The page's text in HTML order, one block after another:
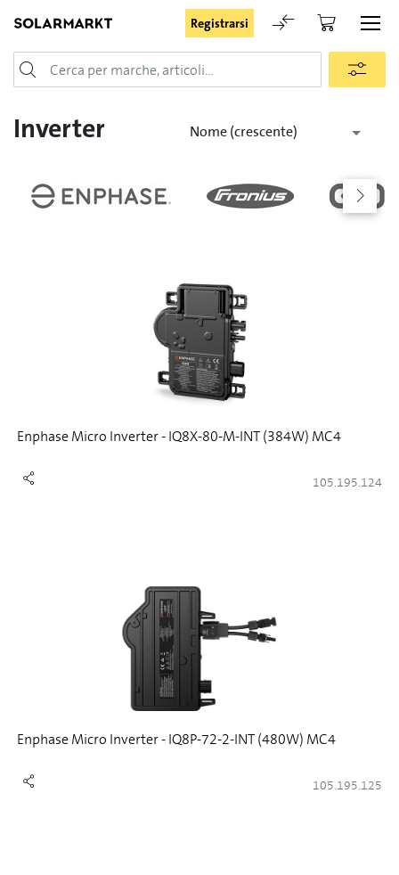
Registrarsi
Login
Rimani registrato
Password dimenticata
Richiesta di registrazione per login
Inverter Nome (crescente)
Enphase Micro Inverter - IQ8X-80-M-INT (384W) MC4
105.195.124
Enphase Micro Inverter - IQ8P-72-2-INT (480W) MC4
105.195.125